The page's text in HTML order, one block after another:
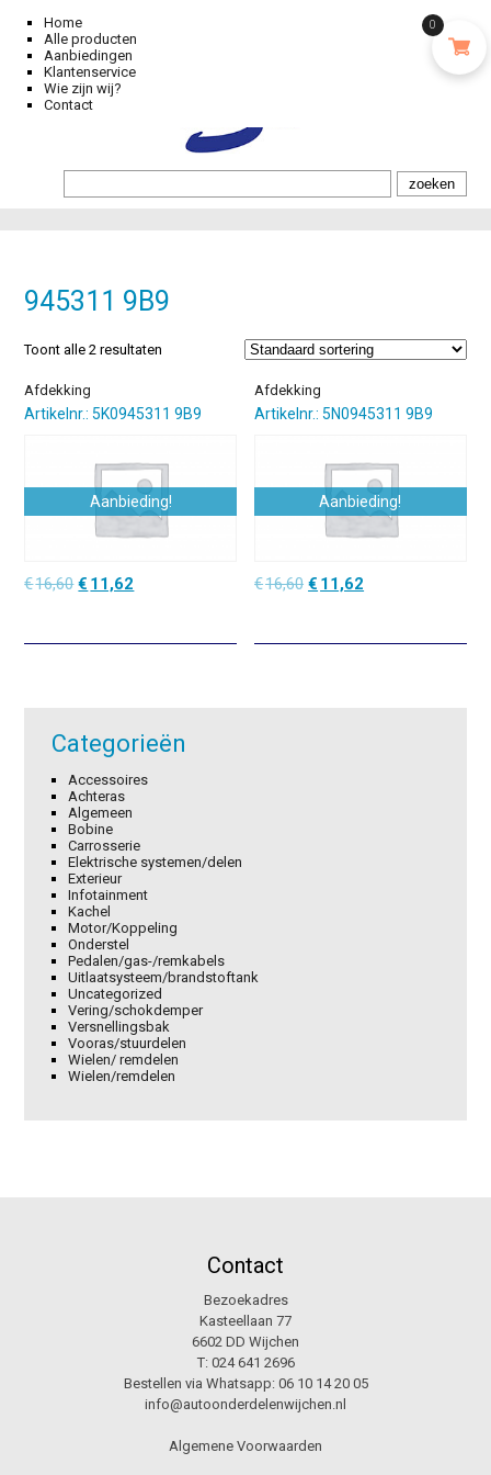
Home
Alle producten
Aanbiedingen
Klantenservice
Wie zijn wij?
Contact
945311 9B9
Toont alle 2 resultaten
Afdekking
Artikelnr.: 5K0945311 9B9
Aanbieding!
€16,60Oorspronkelijke
€16,60.
€ 11,62
€11,62.
Afdekking
Artikelnr.: 5N0945311 9B9
Aanbieding!
€16,60 Oorspronkelijke
€16,60.
€ 11,62
€11,62.
Categorieën
Accessoires
Achteras
Algemeen
Bobine
Carrosserie
Elektrische systemen/delen
Exterieur
Infotainment
Kachel
Motor/Koppeling
Onderstel
Pedalen/gas-/remkabels
Uitlaatsysteem/brandstoftank
Uncategorized
Vering/schokdemper
Versnellingsbak
Vooras/stuurdelen
Wielen/ remdelen
Wielen/remdelen
Contact
Bezoekadres
Kasteellaan 77
6602 DD Wijchen
T: 024 641 2696
Bestellen via Whatsapp: 06 10 14 20 05
info@autoonderdelenwijchen.nl
Algemene Voorwaarden
0